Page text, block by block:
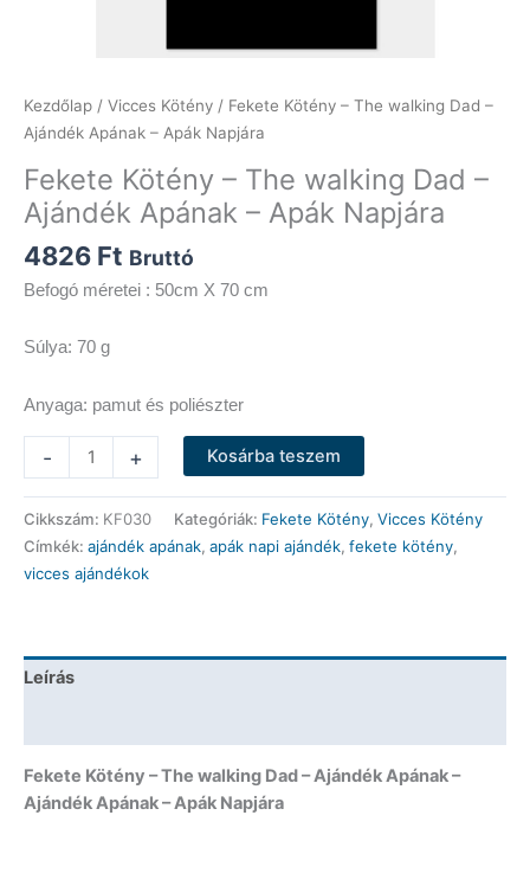
Kezdőlap / Vicces Kötény / Fekete Kötény – The walking Dad –
Ajándék Apának – Apák Napjára
Fekete Kötény – The walking Dad –
Ajándék Apának – Apák Napjára
4826 Ft Bruttó
Befogó méretei : 50cm X 70 cm
Súlya: 70 g
Anyaga: pamut és poliészter
-
Kötény
-
The
walking
Dad
Apának
Napjára
mennyiség
+ Kosárba teszem
Cikkszám: KF030 Kategóriák: Fekete Kötény, Vicces Kötény
Címkék: ajándék apának, apák napi ajándék, fekete kötény,
vicces ajándékok
Leírás
Fekete Kötény – The walking Dad – Ajándék Apának –
Ajándék Apának – Apák Napjára